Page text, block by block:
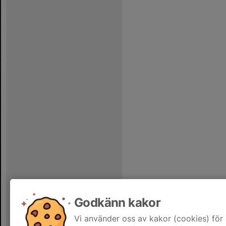
Godkänn kakor
Vi använder oss av kakor (cookies)